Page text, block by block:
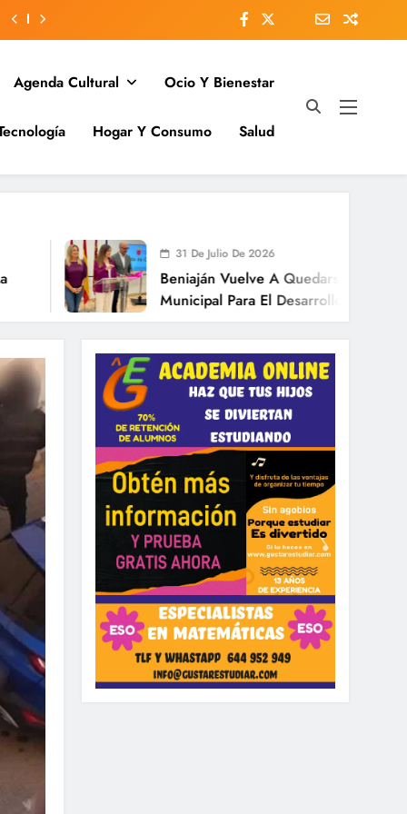
Agenda Cultural Ocio Y Bienestar
Hogar Y Consumo Salud
31 De Julio De 2026
Beniaján Vuelve A Quedarse Fuera Del Plan
Municipal Para El Desarrollo De Las Grandes